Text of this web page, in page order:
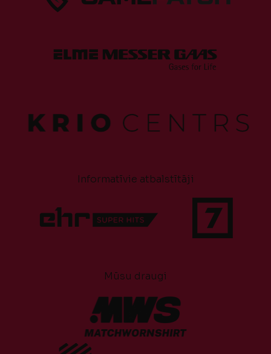
Informatīvie atbalstītāji
Mūsu draugi